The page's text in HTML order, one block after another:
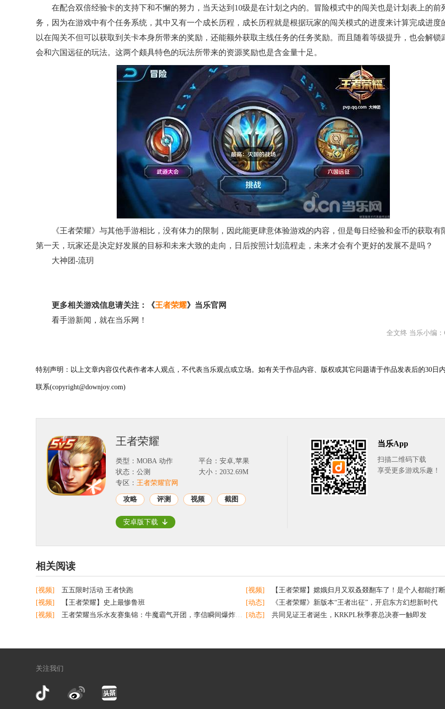
在配合双倍经验卡的支持下和不懈的努力，当天达到10级是在计划之内的。冒险模式中的闯关也是计划表上的前
务，因为在游戏中有个任务系统，其中又有一个成长历程，成长历程就是根据玩家的闯关模式的进度来计算完成进度
以在闯关不但可以获取到关卡本身所带来的奖励，还能额外获取主线任务的任务奖励。而且随着等级提升，也会解锁
会和六国远征的玩法。这两个颇具特色的玩法所带来的资源奖励也是含金量十足。
《王者荣耀》与其他手游相比，没有体力的限制，因此能更肆意体验游戏的内容，但是每日经验和金币的获取有
第一天，玩家还是决定好发展的目标和未来大致的走向，日后按照计划流程走，未来才会有个更好的发展不是吗？
大神团-流玥
更多相关游戏信息请关注：《王者荣耀》当乐官网
看手游新闻，就在当乐网！
全文终 当乐小编：
特别声明：以上文章内容仅代表作者本人观点，不代表当乐观点或立场。如有关于作品内容、版权或其它问题请于作品发表后的30日
联系(copyright@downjoy.com)
王者荣耀
类型：MOBA 动作
平台：安卓,苹果
状态：公测
大小：2032.69M
专区： 王者荣耀官网
攻略 评测 视频 截图
安卓版下载
当乐App
扫描二维码下载
享受更多游戏乐趣！
相关阅读
[视频] 五五限时活动 王者快跑 [视频]
【王者荣耀】嫦娥归月又双叒叕翻车了！是个人都能打断
[视频]
【王者荣耀】史上最惨鲁班 [动态]
《王者荣耀》新版本“王者出征”，开启东方幻想新时代
[视频]
王者荣耀当乐水友赛集锦：牛魔霸气开团，李信瞬间爆炸完成三杀 [动态] 共同见证王者诞生，KRKPL秋季赛总决赛一触即发
关注我们